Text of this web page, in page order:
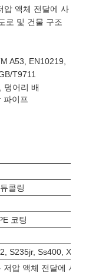
압 액체 전달에 사
로 및 건물 구조
A53, EN10219,
T9711
덩어리 배
파이프
콜링
코팅
S235jr, Ss400, X42-x60
저압 액체 전달에 사용되